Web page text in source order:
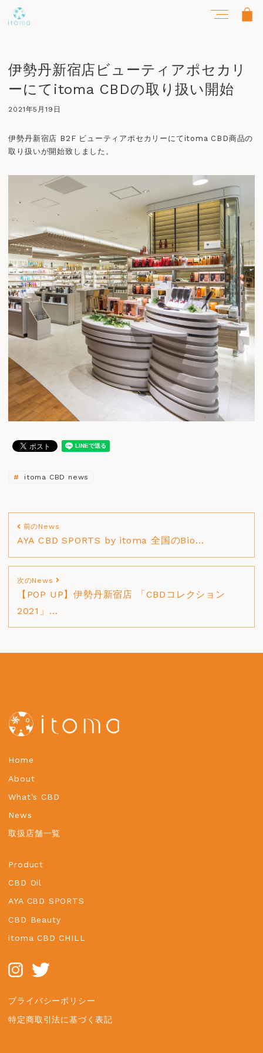
伊勢丹新宿店ビューティアポセカリ
ーにてitoma CBDの取り扱い開始
投稿日
2021年5月19日
伊勢丹新宿店 B2F ビューティアポセカリーにてitoma CBD商品の
取り扱いが開始致しました。
itoma CBD news
前のNews
AYA CBD SPORTS by itoma 全国のBio…
次のNews
【POP UP】伊勢丹新宿店 「CBDコレクション
2021」…
Home
About
What’s CBD
News
取扱店舗一覧
Product
CBD Oil
AYA CBD SPORTS
CBD Beauty
itoma CBD CHILL
プライバシーポリシー
特定商取引法に基づく表記